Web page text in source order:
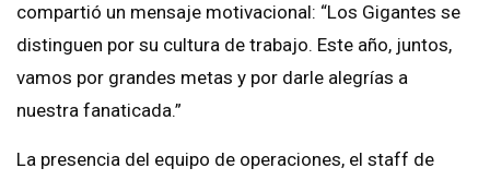
compartió un mensaje motivacional: “Los Gigantes se
distinguen por su cultura de trabajo. Este año, juntos,
vamos por grandes metas y por darle alegrías a
nuestra fanaticada.”
La presencia del equipo de operaciones, el staff de